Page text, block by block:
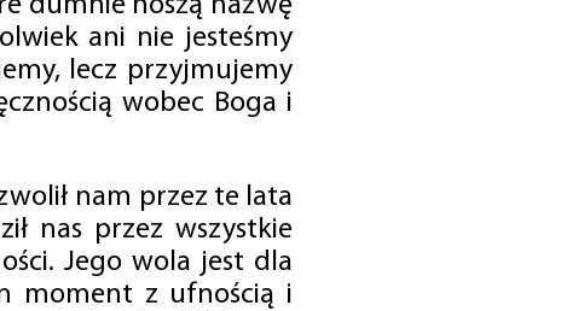
ani nie jesteśmy
lecz przyjmujemy
wobec Boga i
nam przez te lata
nas przez wszystkie
Jego wola jest dla
moment z ufnością i